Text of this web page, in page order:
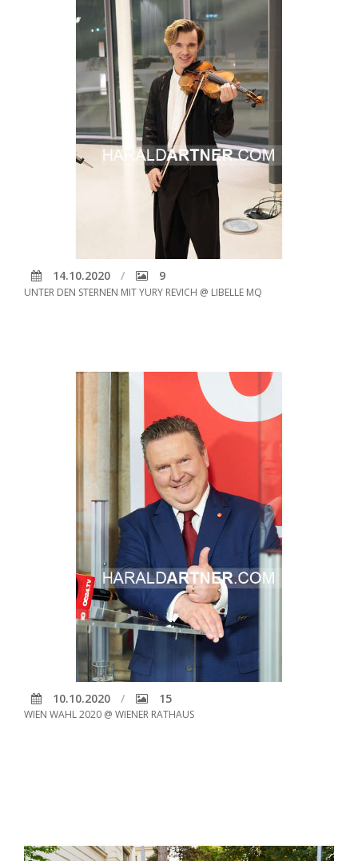
14.10.2020 9
UNTER DEN STERNEN MIT YURY REVICH @ LIBELLE MQ
10.10.2020 15
WIEN WAHL 2020 @ WIENER RATHAUS